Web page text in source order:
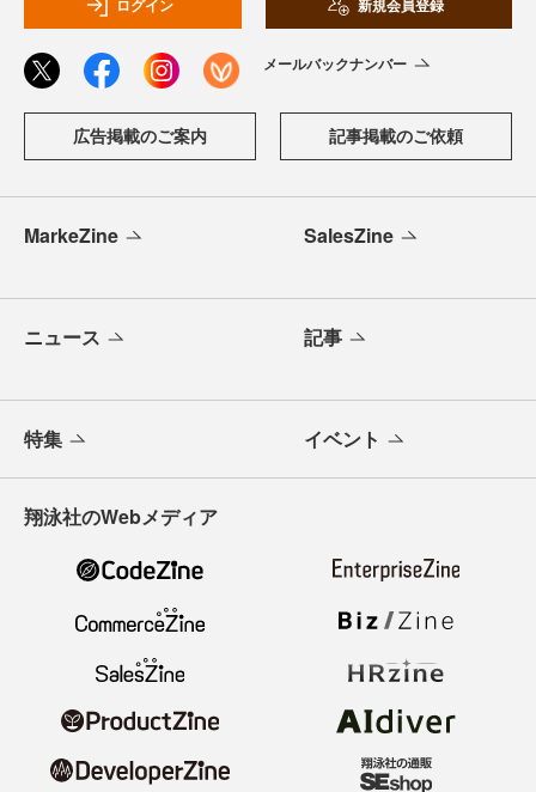
ログイン 新規会員登録
メールバックナンバー
広告掲載のご案内 記事掲載のご依頼
MarkeZine SalesZine
ニュース 記事
特集 イベント
翔泳社のWebメディア